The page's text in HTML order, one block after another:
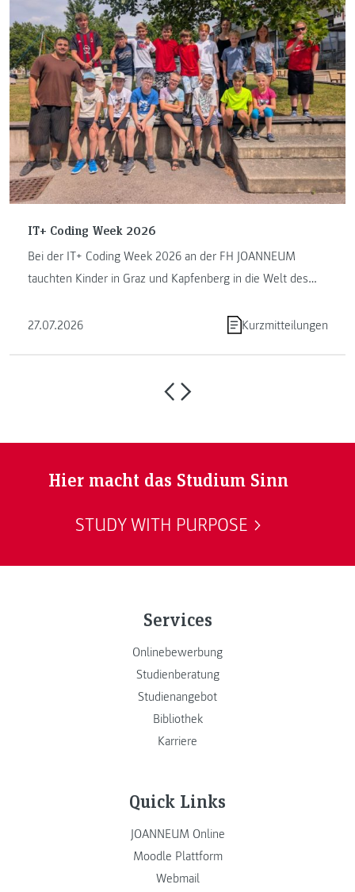
IT+ Coding Week 2026
Bei der IT+ Coding Week 2026 an der FH JOANNEUM
tauchten Kinder in Graz und Kapfenberg in die Welt des
27.07.2026
Kurzmitteilungen
Hier macht das Studium Sinn
STUDY WITH PURPOSE
Services
Onlinebewerbung
Studienberatung
Studienangebot
Bibliothek
Karriere
Quick Links
JOANNEUM Online
Moodle Plattform
Webmail